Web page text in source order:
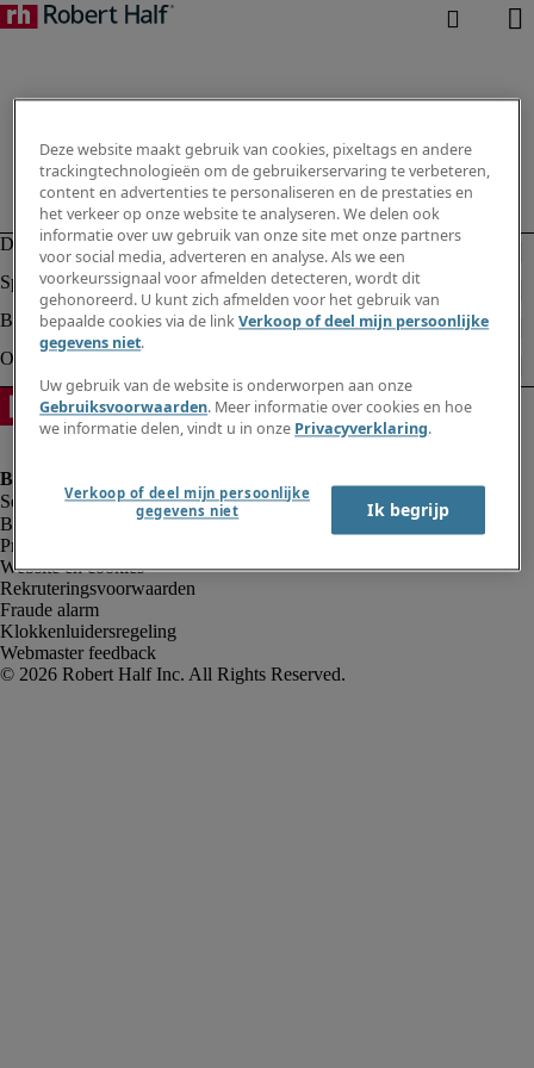
Bedrijfsinformatie
Privacyverklaring
Website en cookies
Rekruteringsvoorwaarden
Fraude alarm
Klokkenluidersregeling
Webmaster feedback
Deze website maakt gebruik van cookies, pixeltags en andere
trackingtechnologieën om de gebruikerservaring te verbeteren,
content en advertenties te personaliseren en de prestaties en
het verkeer op onze website te analyseren. We delen ook
informatie over uw gebruik van onze site met onze partners
voor social media, adverteren en analyse. Als we een
voorkeurssignaal voor afmelden detecteren, wordt dit
gehonoreerd. U kunt zich afmelden voor het gebruik van
bepaalde cookies via de linkVerkoop of deel mijn persoonlijke
gegevens niet.
Uw gebruik van de website is onderworpen aan onze
Gebruiksvoorwaarden. Meer informatie over cookies en hoe
we informatie delen, vindt u in onze Privacyverklaring.
Verkoop of deel mijn persoonlijke
gegevens niet
Ik begrijp